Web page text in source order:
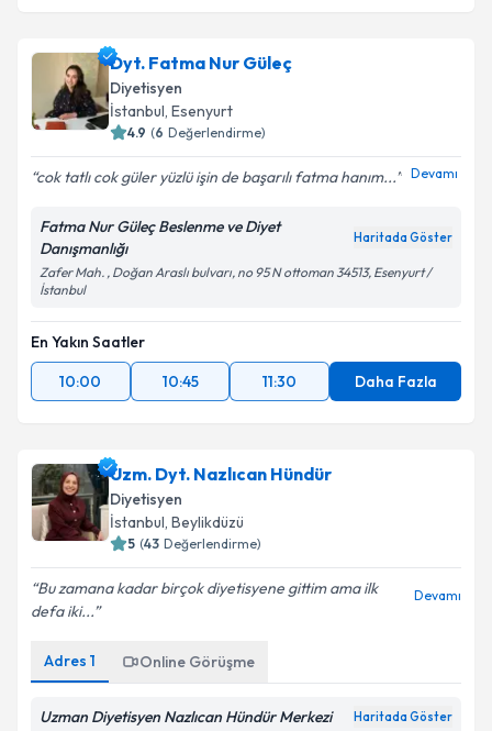
Dyt. Fatma Nur Güleç
Diyetisyen
İstanbul, Esenyurt
4.9 (6 Değerlendirme)
cok tatlı cok güler yüzlü işin de başarılı fatma hanım... Devamı
Fatma Nur Güleç Beslenme ve Diyet
Danışmanlığı
Haritada Göster
Zafer Mah. , Doğan Araslı bulvarı, no 95 N ottoman 34513, Esenyurt /
İstanbul
En Yakın Saatler
10:00
10:45 11:30 Daha Fazla
Uzm. Dyt. Nazlıcan Hündür
Diyetisyen
İstanbul, Beylikdüzü
5 (43 Değerlendirme)
Bu zamana kadar birçok diyetisyene gittim ama ilk
defa iki...
Devamı
Adres 1 Online Görüşme
Uzman Diyetisyen Nazlıcan Hündür Merkezi Haritada Göster